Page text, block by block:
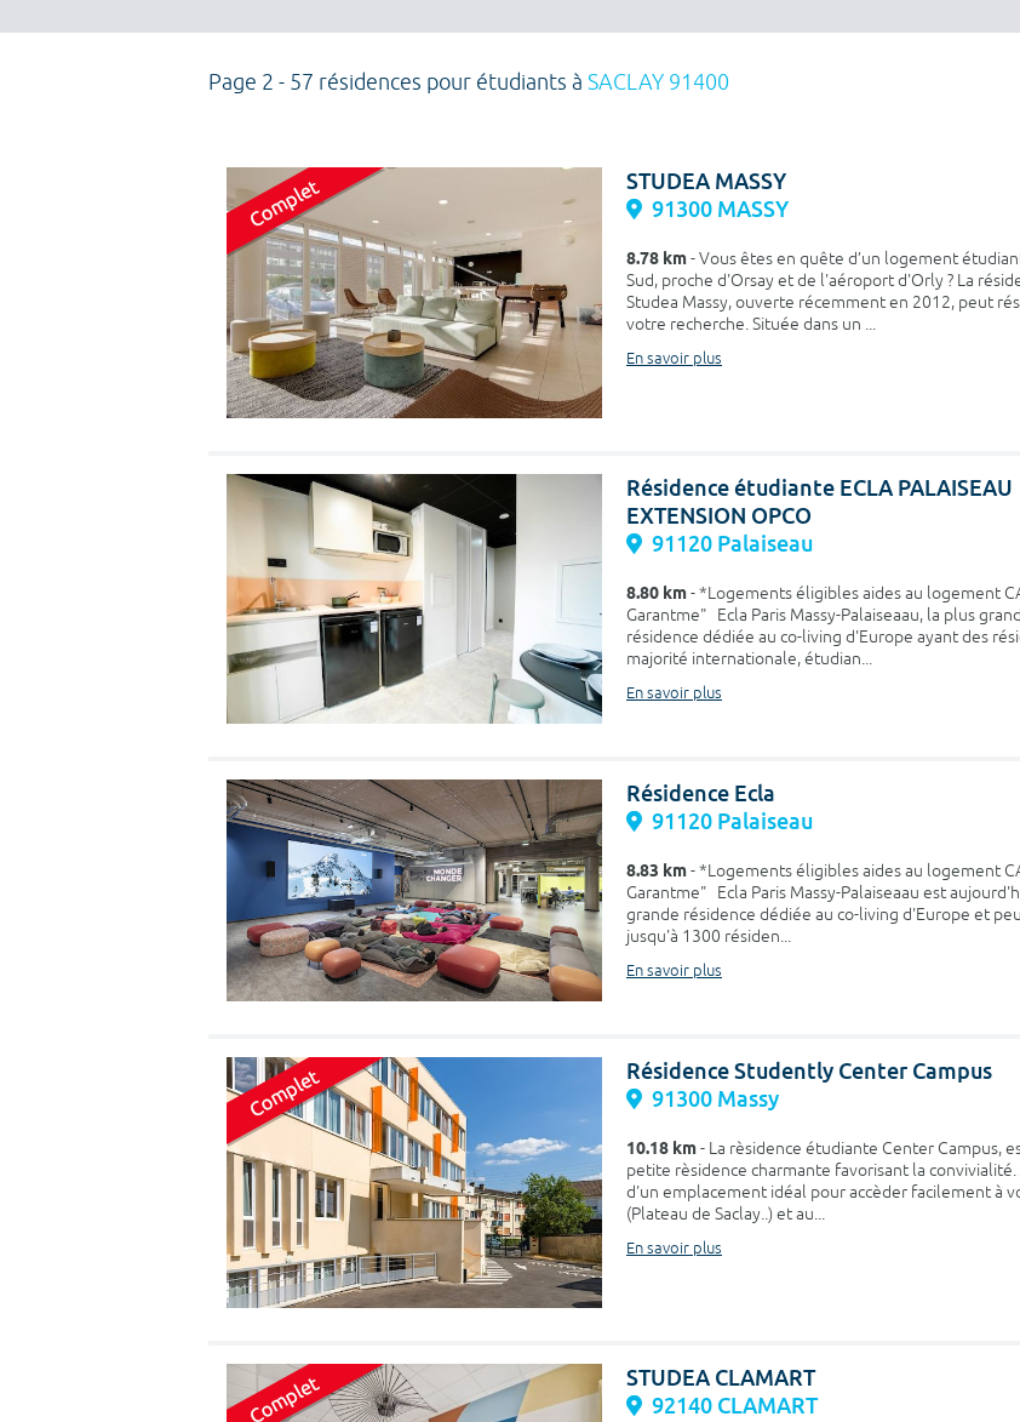
Page 2 - 57 résidences pour étudiants à SACLAY 91400
STUDEA MASSY
91300 MASSY
8.78 km- Vous êtes en quête d’un logement
Sud, proche d'Orsay et de l'aéroport d'Orly ? La
Studea Massy, ouverte récemment en 2012, peut
votre recherche. Située dans un ...
En savoir plus
Résidence étudiante ECLA PALAISEAU
EXTENSION OPCO
91120 Palaiseau
8.80 km- *Logements éligibles aides au logement
Garantme" Ecla Paris Massy-Palaiseaau, la plus
résidence dédiée au co-living d'Europe ayant des
majorité internationale, étudian...
En savoir plus
Résidence Ecla
91120 Palaiseau
8.83 km- *Logements éligibles aides au logement
Garantme" Ecla Paris Massy-Palaiseaau est
grande résidence dédiée au co-living d'Europe et
jusqu'à 1300 résiden...
En savoir plus
Résidence Studently Center Campus
91300 Massy
10.18 km- La rèsidence étudiante Center Campus,
petite rèsidence charmante favorisant la convivialité.
d'un emplacement idéal pour accèder facilement à
(Plateau de Saclay..) et au...
En savoir plus
STUDEA CLAMART
92140 CLAMART